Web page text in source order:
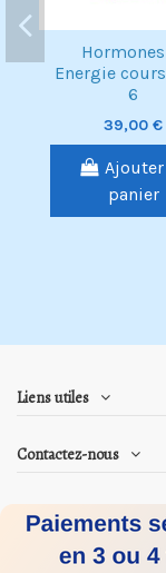
Energie
6
39,00 €
Ajouter
panier
Liens utiles
Contactez-nous